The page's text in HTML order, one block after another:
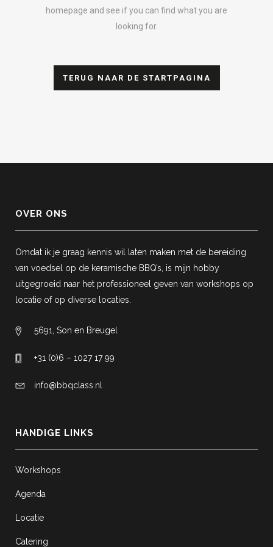
homepage and see if you can find what you are
looking for.
TERUG NAAR DE STARTPAGINA
OVER ONS
Omdat ik je graag kennis wil laten maken met de bereiding
van voedsel op de keramische BBQ’s, is mijn hobby
uitgegroeid naar het professioneel geven van workshops op
locatie of op diverse locaties.
5691, Son en Breugel
+31 (0)6 – 1027 17 99
info@bbqclass.nl
HANDIGE LINKS
Workshops
Agenda
Locatie
Catering